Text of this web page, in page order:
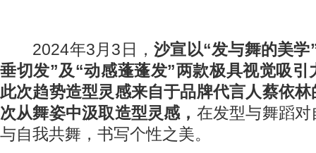
2024年3月3日，沙宣以“发与舞的美
垂切发”及“动感蓬蓬发”两款极具视觉吸
此次趋势造型灵感来自于品牌代言人蔡依
次从舞姿中汲取造型灵感， 在发型与舞蹈
与自我共舞，书写个性之美。